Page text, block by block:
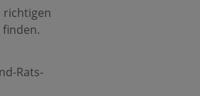
richtigen
Rats-